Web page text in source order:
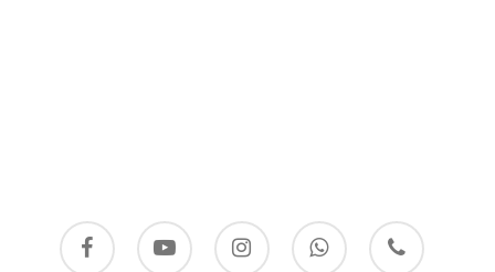
facebook youtube instagram whatsapp phone